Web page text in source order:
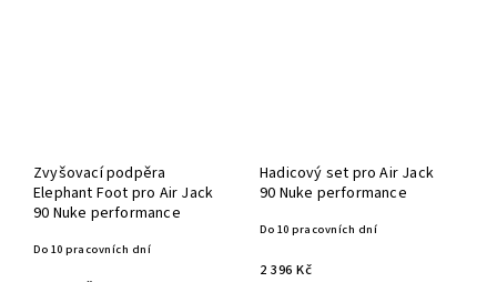
Zvyšovací podpěra
Elephant Foot pro Air Jack
90 Nuke performance
Do 10 pracovních dní
Hadicový set pro Air Jack
90 Nuke performance
Do 10 pracovních dní
2 396 Kč